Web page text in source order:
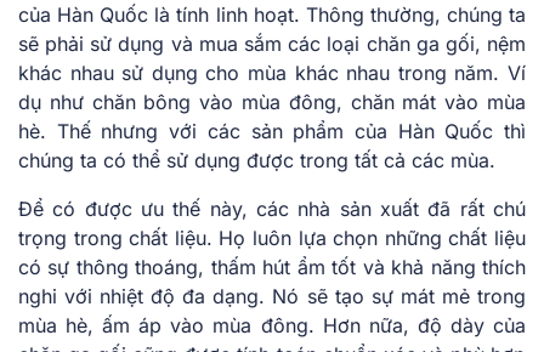
của Hàn Quốc là tính linh hoạt. Thông thường, chúng ta
sẽ phải sử dụng và mua sắm các loại chăn ga gối, nệm
khác nhau sử dụng cho mùa khác nhau trong năm. Ví
dụ như chăn bông vào mùa đông, chăn mát vào mùa
hè. Thế nhưng với các sản phẩm của Hàn Quốc thì
chúng ta có thể sử dụng được trong tất cả các mùa.
Để có được ưu thế này, các nhà sản xuất đã rất chú
trọng trong chất liệu. Họ luôn lựa chọn những chất liệu
có sự thông thoáng, thấm hút ẩm tốt và khả năng thích
nghi với nhiệt độ đa dạng. Nó sẽ tạo sự mát mẻ trong
mùa hè, ấm áp vào mùa đông. Hơn nữa, độ dày của